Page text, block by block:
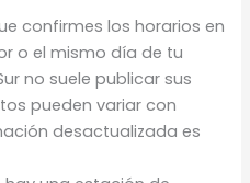
confirmes los horarios en
o el mismo día de tu
no suele publicar sus
pueden variar con
desactualizada es